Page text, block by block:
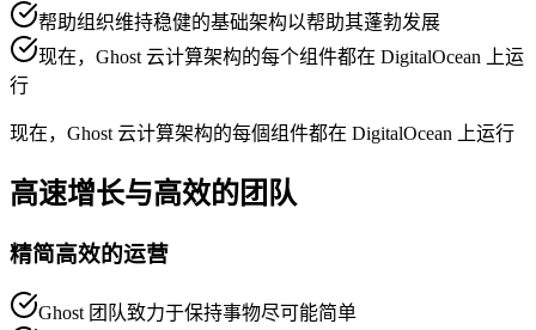
帮助组织维持稳健的基础架构以帮助其蓬勃发展
现在，Ghost 云计算架构的每个组件都在 DigitalOcean 上运
行
现在，Ghost 云计算架构的每個组件都在 DigitalOcean 上运行
高速增长与高效的团队
精简高效的运营
Ghost 团队致力于保持事物尽可能简单